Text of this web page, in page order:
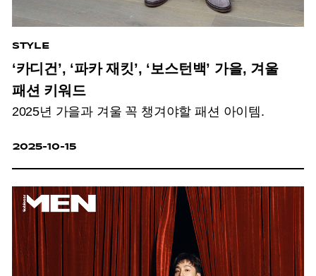
STYLE
‘카디건’, ‘파카 재킷’, ‘보스턴백’ 가을, 겨울
패션 키워드
2025년 가을과 겨울 꼭 챙겨야할 패션 아이템.
2025-10-15